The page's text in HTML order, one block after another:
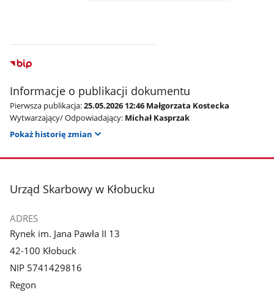
Informacje o publikacji dokumentu
Pierwsza publikacja:25.05.2026 12:46 Małgorzata Kostecka
Wytwarzający/ Odpowiadający: Michał Kasprzak
Pokaż historię zmian
stopka
Urząd Skarbowy w Kłobucku
ADRES
Rynek im. Jana Pawła II 13
42-100 Kłobuck
NIP 5741429816
Regon